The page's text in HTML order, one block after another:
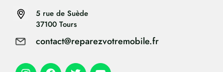
5 rue de Suède
37100 Tours
contact@reparezvotremobile.fr